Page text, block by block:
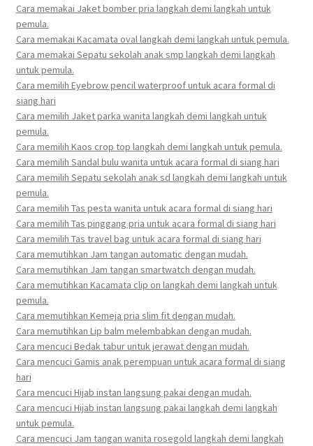
Cara memakai Jaket bomber pria langkah demi langkah untuk
pemula.
Cara memakai Kacamata oval langkah demi langkah untuk pemula.
Cara memakai Sepatu sekolah anak smp langkah demi langkah
untuk pemula.
Cara memilih Eyebrow pencil waterproof untuk acara formal di
siang hari
Cara memilih Jaket parka wanita langkah demi langkah untuk
pemula.
Cara memilih Kaos crop top langkah demi langkah untuk pemula.
Cara memilih Sandal bulu wanita untuk acara formal di siang hari
Cara memilih Sepatu sekolah anak sd langkah demi langkah untuk
pemula.
Cara memilih Tas pesta wanita untuk acara formal di siang hari
Cara memilih Tas pinggang pria untuk acara formal di siang hari
Cara memilih Tas travel bag untuk acara formal di siang hari
Cara memutihkan Jam tangan automatic dengan mudah.
Cara memutihkan Jam tangan smartwatch dengan mudah.
Cara memutihkan Kacamata clip on langkah demi langkah untuk
pemula.
Cara memutihkan Kemeja pria slim fit dengan mudah.
Cara memutihkan Lip balm melembabkan dengan mudah.
Cara mencuci Bedak tabur untuk jerawat dengan mudah.
Cara mencuci Gamis anak perempuan untuk acara formal di siang
hari
Cara mencuci Hijab instan langsung pakai dengan mudah.
Cara mencuci Hijab instan langsung pakai langkah demi langkah
untuk pemula.
Cara mencuci Jam tangan wanita rosegold langkah demi langkah